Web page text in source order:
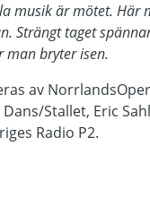
musik är mötet.
Strängt taget
man bryter isen.
av
Stallet, Eric
Radio P2.